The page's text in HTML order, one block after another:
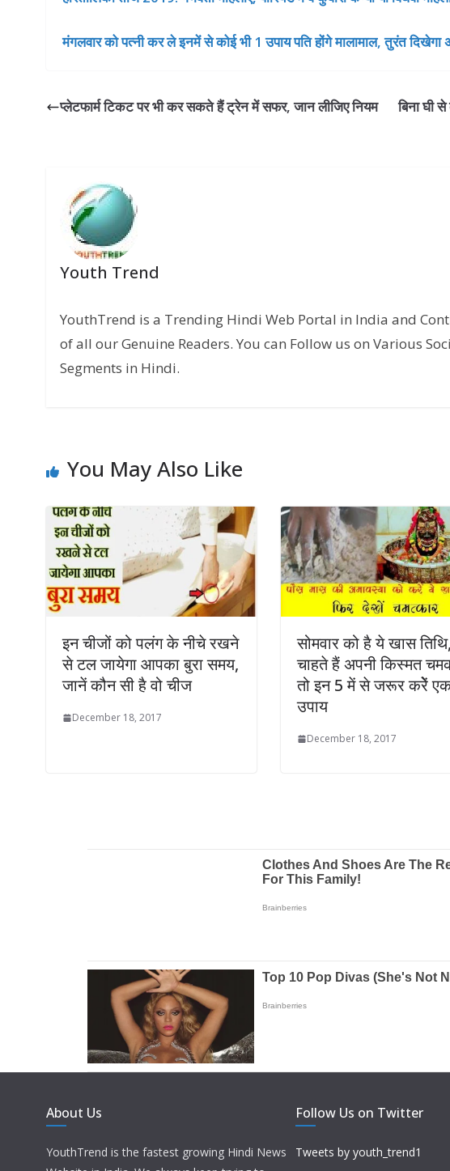
मंगलवार को पत्नी कर ले इनमें से कोई भी 1 उपाय पति होंगे मालामाल, तुरंत दिखेगा
प्लेटफार्म टिकट पर भी कर सकते हैं ट्रेन में सफर, जान लीजिए नियम
बिना घी
Youth Trend
YouthTrend is a Trending Hindi Web Portal in India and
of all our Genuine Readers. You can Follow us on Various
Segments in Hindi.
You May Also Like
इन चीजों को पलंग के नीचे रखने
से टल जायेगा आपका बुरा समय,
जानें कौन सी है वो चीज
December 18, 2017
सोमवार को है ये खास तिथि,
चाहते हैं अपनी किस्मत
तो इन 5 में से जरूर करेें
उपाय
December 18, 2017
About Us
YouthTrend is the fastest growing Hindi News
Follow Us on Twitter
Tweets by youth_trend1